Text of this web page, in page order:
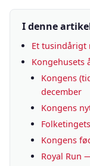
I denne
Et tusindårigt
Kongehusets
Kongens
december
Kongens
Kongens
Royal Run